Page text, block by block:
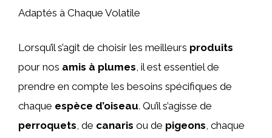
Adaptés à Chaque Volatile
Lorsqu’il s’agit de choisir les meilleurs produits
pour nos amis à plumes, il est essentiel de
prendre en compte les besoins spécifiques de
chaque espèce d’oiseau. Qu’il s’agisse de
perroquets, de canaris ou de pigeons, chaque